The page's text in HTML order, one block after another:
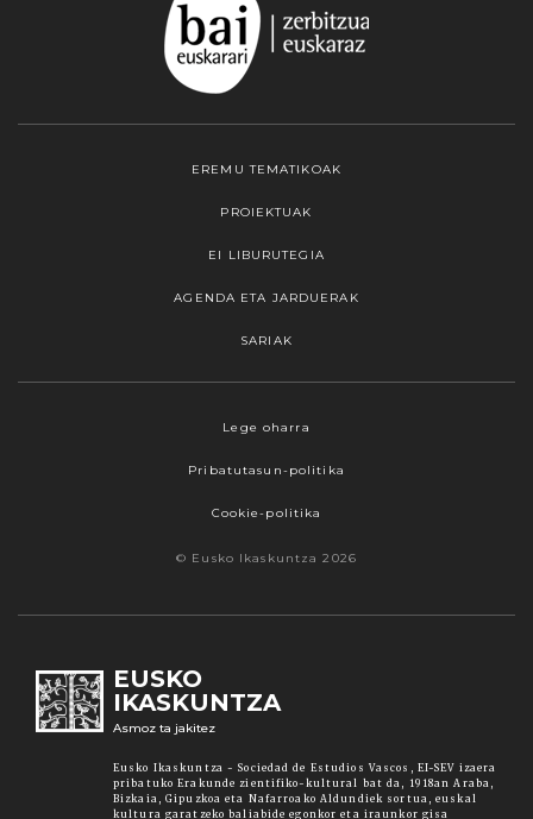
EREMU TEMATIKOAK
PROIEKTUAK
EI LIBURUTEGIA
AGENDA ETA JARDUERAK
SARIAK
Lege oharra
Pribatutasun-politika
Cookie-politika
© Eusko Ikaskuntza 2026
EUSKO
IKASKUNTZA
Asmoz ta jakitez
Eusko Ikaskuntza - Sociedad de Estudios Vascos, EI-SEV izaera
pribatuko Erakunde zientifiko-kultural bat da, 1918an Araba,
Bizkaia, Gipuzkoa eta Nafarroako Aldundiek sortua, euskal
kultura garatzeko baliabide egonkor eta iraunkor gisa
Webgune honek cookieak erabiltzen ditu,
nabigatzeko nahiago duzun cookie aukera.
Guztiz desaktibatzea ere hauta dezakezu.
"konfigurazioa" aukeran. "Onartzen dut" botoia
cookie politika onartzen duzula adierazten ari
gehiago lortzeko.
Onartu